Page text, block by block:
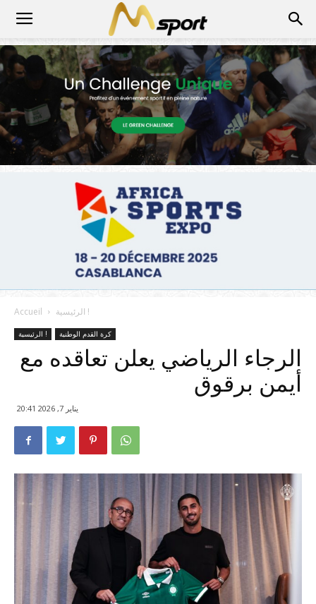
Accueil الرئيسية !
الرئيسية ! كرة القدم الوطنية
الرجاء الرياضي يعلن تعاقده مع
أيمن برقوق
يناير 7, 2026 20:41